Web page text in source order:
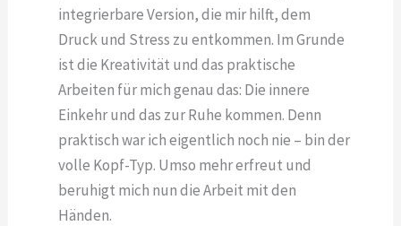
integrierbare Version, die mir hilft, dem
Druck und Stress zu entkommen. Im Grunde
ist die Kreativität und das praktische
Arbeiten für mich genau das: Die innere
Einkehr und das zur Ruhe kommen. Denn
praktisch war ich eigentlich noch nie – bin der
volle Kopf-Typ. Umso mehr erfreut und
beruhigt mich nun die Arbeit mit den
Händen.